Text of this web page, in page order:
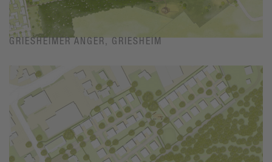
GRIESHEIMER ANGER, GRIESHEIM